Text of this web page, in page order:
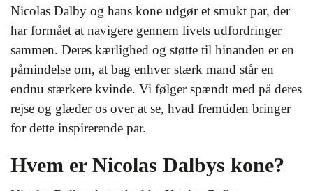
Nicolas Dalby og hans kone udgør et smukt par, der
har formået at navigere gennem livets udfordringer
sammen. Deres kærlighed og støtte til hinanden er en
påmindelse om, at bag enhver stærk mand står en
endnu stærkere kvinde. Vi følger spændt med på deres
rejse og glæder os over at se, hvad fremtiden bringer
for dette inspirerende par.
Hvem er Nicolas Dalbys kone?